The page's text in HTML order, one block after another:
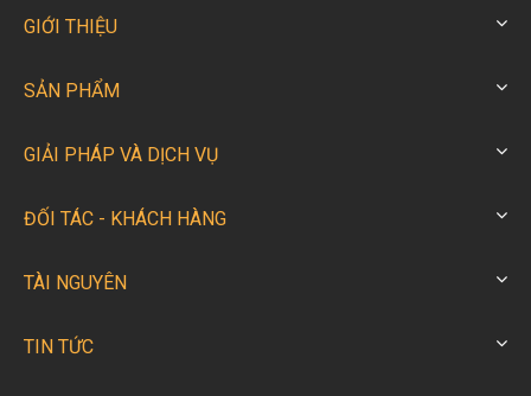
GIỚI THIỆU
SẢN PHẨM
GIẢI PHÁP VÀ DỊCH VỤ
ĐỐI TÁC - KHÁCH HÀNG
TÀI NGUYÊN
TIN TỨC